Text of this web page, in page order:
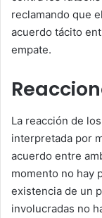
reclamando que
acuerdo tácito
empate.
La reacción de
interpretada por
acuerdo entre
momento no hay
existencia de un
involucradas no